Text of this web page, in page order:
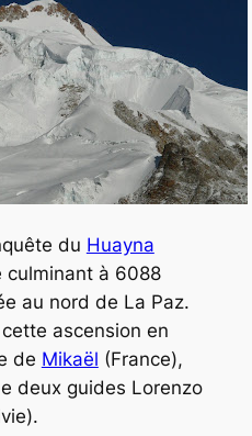
du Huayna
culminant à 6088
au nord de La Paz.
ascension en
de Mikaël (France),
deux guides Lorenzo